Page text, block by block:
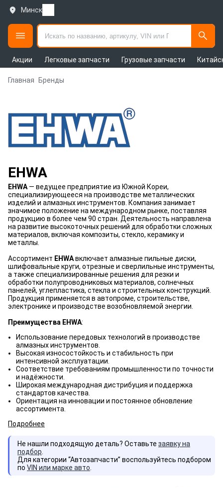
Минск
Акции Легковые запчасти Грузовые запчасти
Главная Бренды
EHWA
EHWA — ведущее предприятие из Южной Кореи,
специализирующееся на производстве металлических
изделий и алмазных инструментов. Компания занимает
значимое положение на международном рынке, поставляя
продукцию в более чем 90 стран. Деятельность направлена
на развитие высокоточных решений для обработки сложных
материалов, включая композиты, стекло, керамику и
металлы.
Ассортимент EHWAвключает алмазные пильные диски,
шлифовальные круги, отрезные и сверлильные инструменты,
а также специализированные решения для резки и
обработки полупроводниковых материалов, солнечных
панелей, углепластика, стекла и строительных конструкций.
Продукция применяется в автопроме, строительстве,
электронике и производстве возобновляемой энергии.
Преимущества EHWA:
Использование передовых технологий в производстве
алмазных инструментов.
Высокая износостойкость и стабильность при
интенсивной эксплуатации.
Соответствие требованиям промышленности по точности
и надёжности.
Широкая международная дистрибуция и поддержка
стандартов качества.
Ориентация на инновации и постоянное обновление
ассортимента.
Подробнее
Не нашли подходящую деталь? Оставьте заявку на
подбор
Для категории “Автозапчасти” воспользуйтесь подбором
по VIN или марке авто